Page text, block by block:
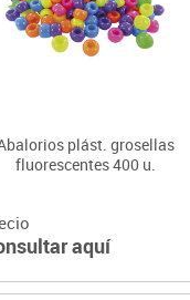
plást. grosellas
fluorescentes 400 u.
aquí